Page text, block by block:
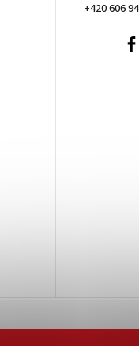
+420 606
+420